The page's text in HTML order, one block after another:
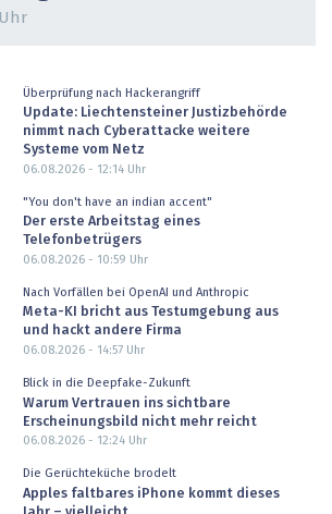
Uhr
Überprüfung nach Hackerangriff
Update: Liechtensteiner Justizbehörde
nimmt nach Cyberattacke weitere
Systeme vom Netz
06.08.2026 - 12:14Uhr
"You don't have an indian accent"
Der erste Arbeitstag eines
Telefonbetrügers
06.08.2026 - 10:59 Uhr
Nach Vorfällen bei OpenAI und Anthropic
Meta-KI bricht aus Testumgebung aus
und hackt andere Firma
06.08.2026 - 14:57Uhr
Blick in die Deepfake-Zukunft
Warum Vertrauen ins sichtbare
Erscheinungsbild nicht mehr reicht
06.08.2026 - 12:24Uhr
Die Gerüchteküche brodelt
Apples faltbares iPhone kommt dieses